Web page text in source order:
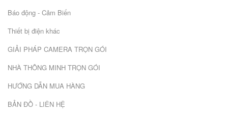
Báo động - Cảm Biến
Thiết bị điện khác
GIẢI PHÁP CAMERA TRỌN GÓI
NHÀ THÔNG MINH TRỌN GÓI
HƯỚNG DẪN MUA HÀNG
BẢN ĐỒ - LIÊN HỆ